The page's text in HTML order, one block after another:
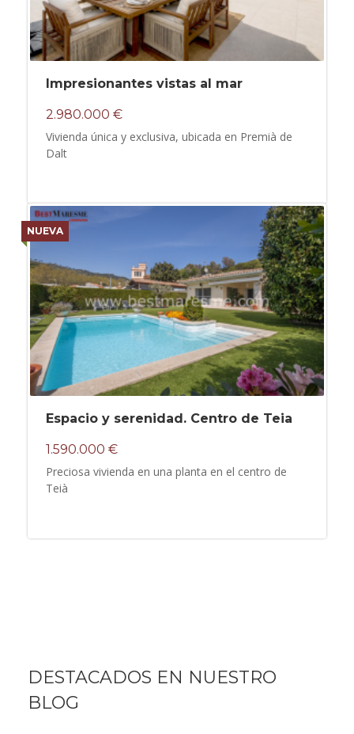
Impresionantes vistas al mar
2.980.000 €
Vivienda única y exclusiva, ubicada en Premià de
Dalt
NUEVA
Espacio y serenidad. Centro de Teia
1.590.000 €
Preciosa vivienda en una planta en el centro de
Teià
DESTACADOS EN NUESTRO
BLOG